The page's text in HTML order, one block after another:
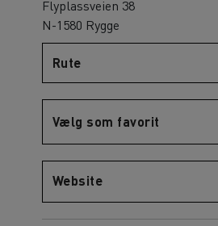
Trucks E-Tech D Wide LEC
Trucks E-Tech D 14t
TRUCKS E-Tech D
Flyplassveien 38
N-1580 Rygge
Rute
Vælg som favorit
Website